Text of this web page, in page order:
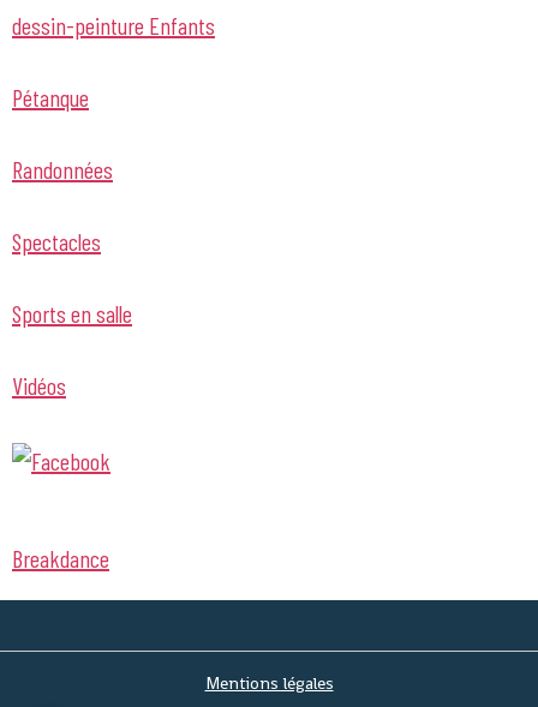
dessin-peinture Enfants
Pétanque
Randonnées
Spectacles
Sports en salle
Vidéos
Breakdance
Mentions légales